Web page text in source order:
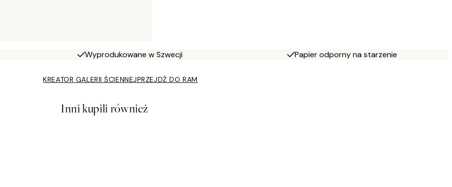
Wyprodukowane w Szwecji Papier odporny na starzenie
KREATOR GALERII ŚCIENNEJPRZEJDŹ DO RAM
Inni kupili również